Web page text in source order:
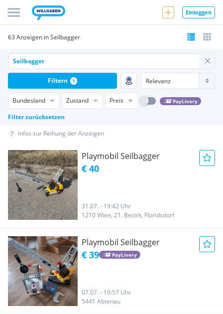
Einloggen
63 Anzeigen in Seilbagger
Bundesland Zustand Preis PayLivery
Filter zurücksetzen
Filtern 1
Infos zur Reihung der Anzeigen
Playmobil Seilbagger
€ 40
31.07. - 19:42 Uhr
1210 Wien, 21. Bezirk, Floridsdorf
Playmobil Seilbagger
€ 39 PayLivery
07.07. - 10:57 Uhr
5441 Abtenau